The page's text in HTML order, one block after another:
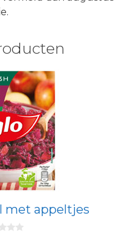
met appeltjes